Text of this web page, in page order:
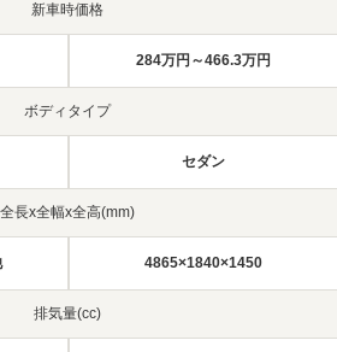
新車時価格
284万円～466.3万円
ボディタイプ
セダン
全長x全幅x全高(mm)
4865×1840×1450
排気量(cc)